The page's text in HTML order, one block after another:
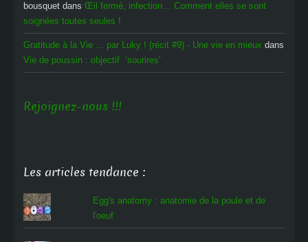
bousquet dans Œil fermé, infection… Comment elles se sont
soignées toutes seules !
Gratitude à la Vie ... par Luky ! (récit #9) - Une vie en mieux dans
Vie de poussin : objectif ‘sourires’
Rejoignez-nous !!!
Les articles tendance :
Egg's anatomy : anatomie de la poule et de
l'oeuf